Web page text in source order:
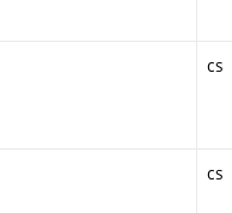
cs
cs